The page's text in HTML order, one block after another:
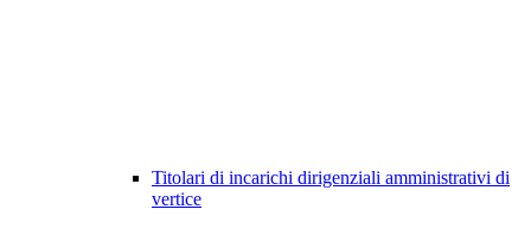
Titolari di incarichi dirigenziali amministrativi di
vertice